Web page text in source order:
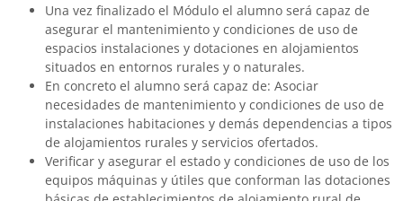
Una vez finalizado el Módulo el alumno será capaz de
asegurar el mantenimiento y condiciones de uso de
espacios instalaciones y dotaciones en alojamientos
situados en entornos rurales y o naturales.
En concreto el alumno será capaz de: Asociar
necesidades de mantenimiento y condiciones de uso de
instalaciones habitaciones y demás dependencias a tipos
de alojamientos rurales y servicios ofertados.
Verificar y asegurar el estado y condiciones de uso de los
equipos máquinas y útiles que conforman las dotaciones